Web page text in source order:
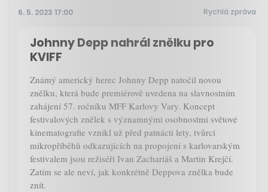
6. 5. 2023 17:00 Rychlá zpráva
Johnny Depp nahrál znělku pro
KVIFF
Známý americký herec Johnny Depp natočil novou
znělku, která bude premiérově uvedena na slavnostním
zahájení 57. ročníku MFF Karlovy Vary. Koncept
festivalových znělek s významnými osobnostmi světové
kinematografie vznikl už před patnácti lety, tvůrci
mikropříběhů odkazujících na propojení s karlovarským
festivalem jsou režiséři Ivan Zachariáš a Martin Krejčí.
Zatím se ale neví, jak konkrétně Deppova znělka bude
znít.